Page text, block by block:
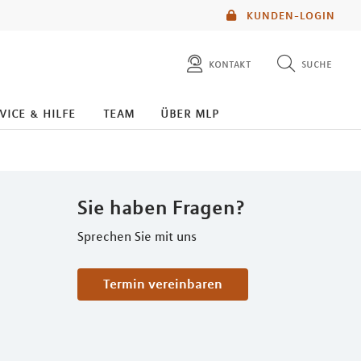
KUNDEN-LOGIN
kontakt
kontakt
suche
diese website durchsuchen
& hilfe team über mlp
Sie haben Fragen?
Sprechen Sie mit uns
Termin vereinbaren